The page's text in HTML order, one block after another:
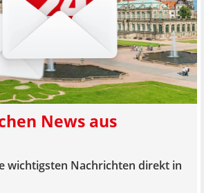
News aus
wichtigsten Nachrichten direkt in